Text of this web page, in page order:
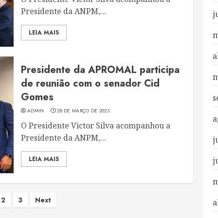
Presidente da ANPM,...
LEIA MAIS
Presidente da APROMAL participa
de reunião com o senador Cid
Gomes
ADMIN 28 DE MARÇO DE 2023
O Presidente Victor Silva acompanhou a
Presidente da ANPM,...
LEIA MAIS
2 3 Next